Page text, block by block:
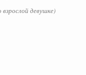
взрослой девушке)